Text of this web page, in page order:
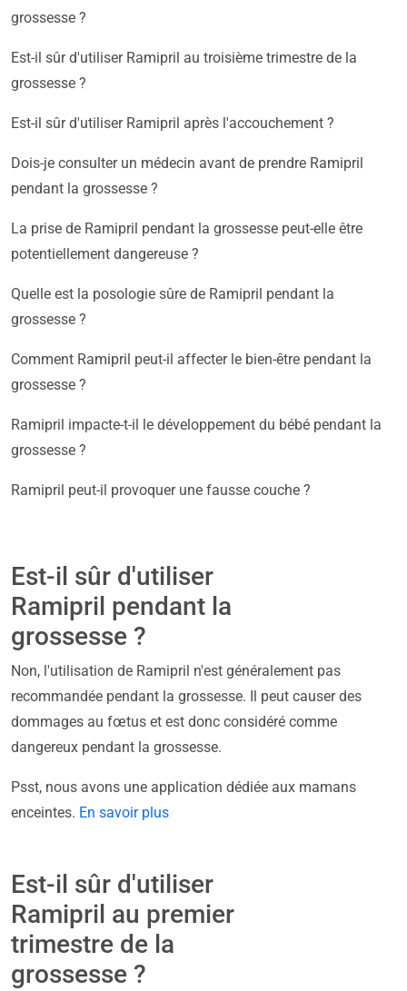
grossesse ?
Est-il sûr d'utiliser Ramipril au troisième trimestre de la
grossesse ?
Est-il sûr d'utiliser Ramipril après l'accouchement ?
Dois-je consulter un médecin avant de prendre Ramipril
pendant la grossesse ?
La prise de Ramipril pendant la grossesse peut-elle être
potentiellement dangereuse ?
Quelle est la posologie sûre de Ramipril pendant la
grossesse ?
Comment Ramipril peut-il affecter le bien-être pendant la
grossesse ?
Ramipril impacte-t-il le développement du bébé pendant la
grossesse ?
Ramipril peut-il provoquer une fausse couche ?
Est-il sûr d'utiliser
Ramipril pendant la
grossesse ?
Non, l'utilisation de Ramipril n'est généralement pas
recommandée pendant la grossesse. Il peut causer des
dommages au fœtus et est donc considéré comme
dangereux pendant la grossesse.
Psst, nous avons une application dédiée aux mamans
enceintes. En savoir plus
Est-il sûr d'utiliser
Ramipril au premier
trimestre de la
grossesse ?